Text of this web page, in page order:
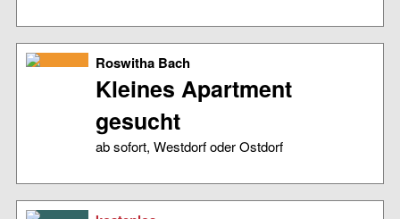
Roswitha Bach
Kleines Apartment
gesucht
ab sofort, Westdorf oder Ostdorf